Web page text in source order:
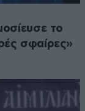
το
σφαίρες»